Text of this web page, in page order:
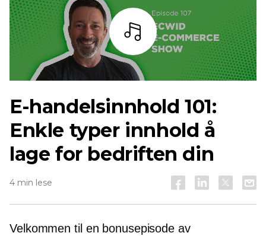
Lytt
E-handelsinnhold 101:
Enkle typer innhold å
lage for bedriften din
4 min lese
Velkommen til en bonusepisode av